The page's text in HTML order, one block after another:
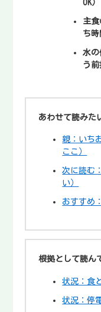
OK）
主
ち時
水の
う前
あわせて読みた
親：いち
ここ）
次に読む
い）
おすすめ
根拠として読ん
状況：食
状況：停